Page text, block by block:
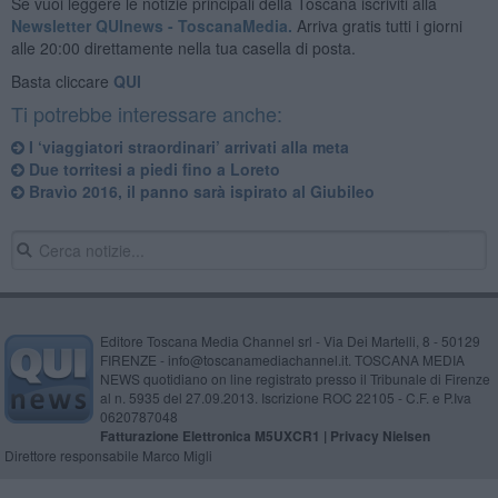
Newsletter QUInews - ToscanaMedia. Arriva gratis tutti i giorni
alle 20:00 direttamente nella tua casella di posta.
Basta cliccare QUI
Ti potrebbe interessare anche:
I ‘viaggiatori straordinari’ arrivati alla meta
Due torritesi a piedi fino a Loreto
Bravìo 2016, il panno sarà ispirato al Giubileo
Editore Toscana Media Channel srl - Via Dei Martelli, 8 - 50129
FIRENZE - info@toscanamediachannel.it. TOSCANA MEDIA
NEWS quotidiano on line registrato presso il Tribunale di Firenze
al n. 5935 del 27.09.2013. Iscrizione ROC 22105 - C.F. e P.Iva
0620787048
Fatturazione Elettronica M5UXCR1 | Privacy Nielsen
Direttore responsabile Marco Migli